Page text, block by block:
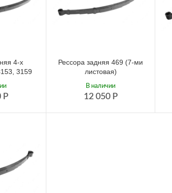
4-х
3159
Р
Рессора задняя 469 (7-ми
листовая)
12 050 Р
В наличии